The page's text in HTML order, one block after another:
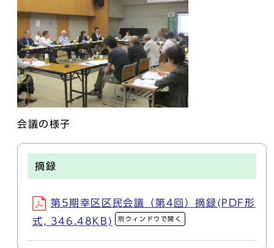
会議の様子
摘録
第5期幸区区民会議（第4回）摘録(PDF形
式, 346.48KB)
別ウィンドウで開く